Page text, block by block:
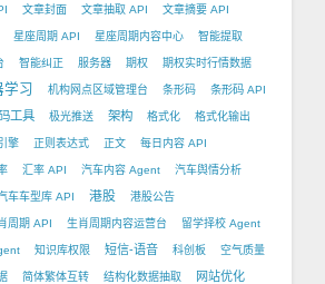
文章封面 文章抽取 API 文章摘要 API
星座周期 API 星座周期内容中心 智能提取
智能纠正 服务器 期权 期权实时行情数据
学习 机构网点区域管理台 条形码 条形码 API
工具 极光推送 架构 格式化 格式化输出
擎 正则表达式 正文 每日内容 API
汇率 API 汽车内容 Agent 汽车舆情分析
车车型库 API 港股 港股公告
周期 API 生肖周期内容运营台 留学择校 Agent
知识库权限 短信-语音 科创板 空气质量
简体繁体互转 结构化数据抽取 网站优化